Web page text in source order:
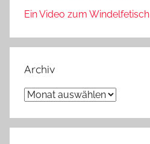
Ein Video zum Windelfetisch
Archiv
Archiv